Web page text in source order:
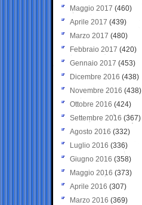
Maggio 2017 (460)
Aprile 2017 (439)
Marzo 2017 (480)
Febbraio 2017 (420)
Gennaio 2017 (453)
Dicembre 2016 (438)
Novembre 2016 (438)
Ottobre 2016 (424)
Settembre 2016 (367)
Agosto 2016 (332)
Luglio 2016 (336)
Giugno 2016 (358)
Maggio 2016 (373)
Aprile 2016 (307)
Marzo 2016 (369)